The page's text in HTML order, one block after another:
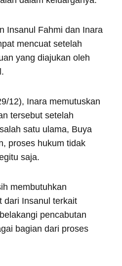
Insanul Fahmi dan Inara
mencuat setelah
yang diajukan oleh
12), Inara memutuskan
tersebut setelah
satu ulama, Buya
proses hukum tidak
saja.
membutuhkan
dari Insanul terkait
pencabutan
bagian dari proses